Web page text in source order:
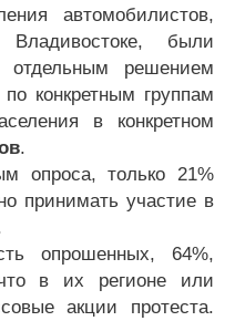
автомобилистов,
были
решением
конкретным группам
в конкретном
.
опроса, только 21%
принимать участие в
опрошенных, 64%,
в их регионе или
акции протеста.